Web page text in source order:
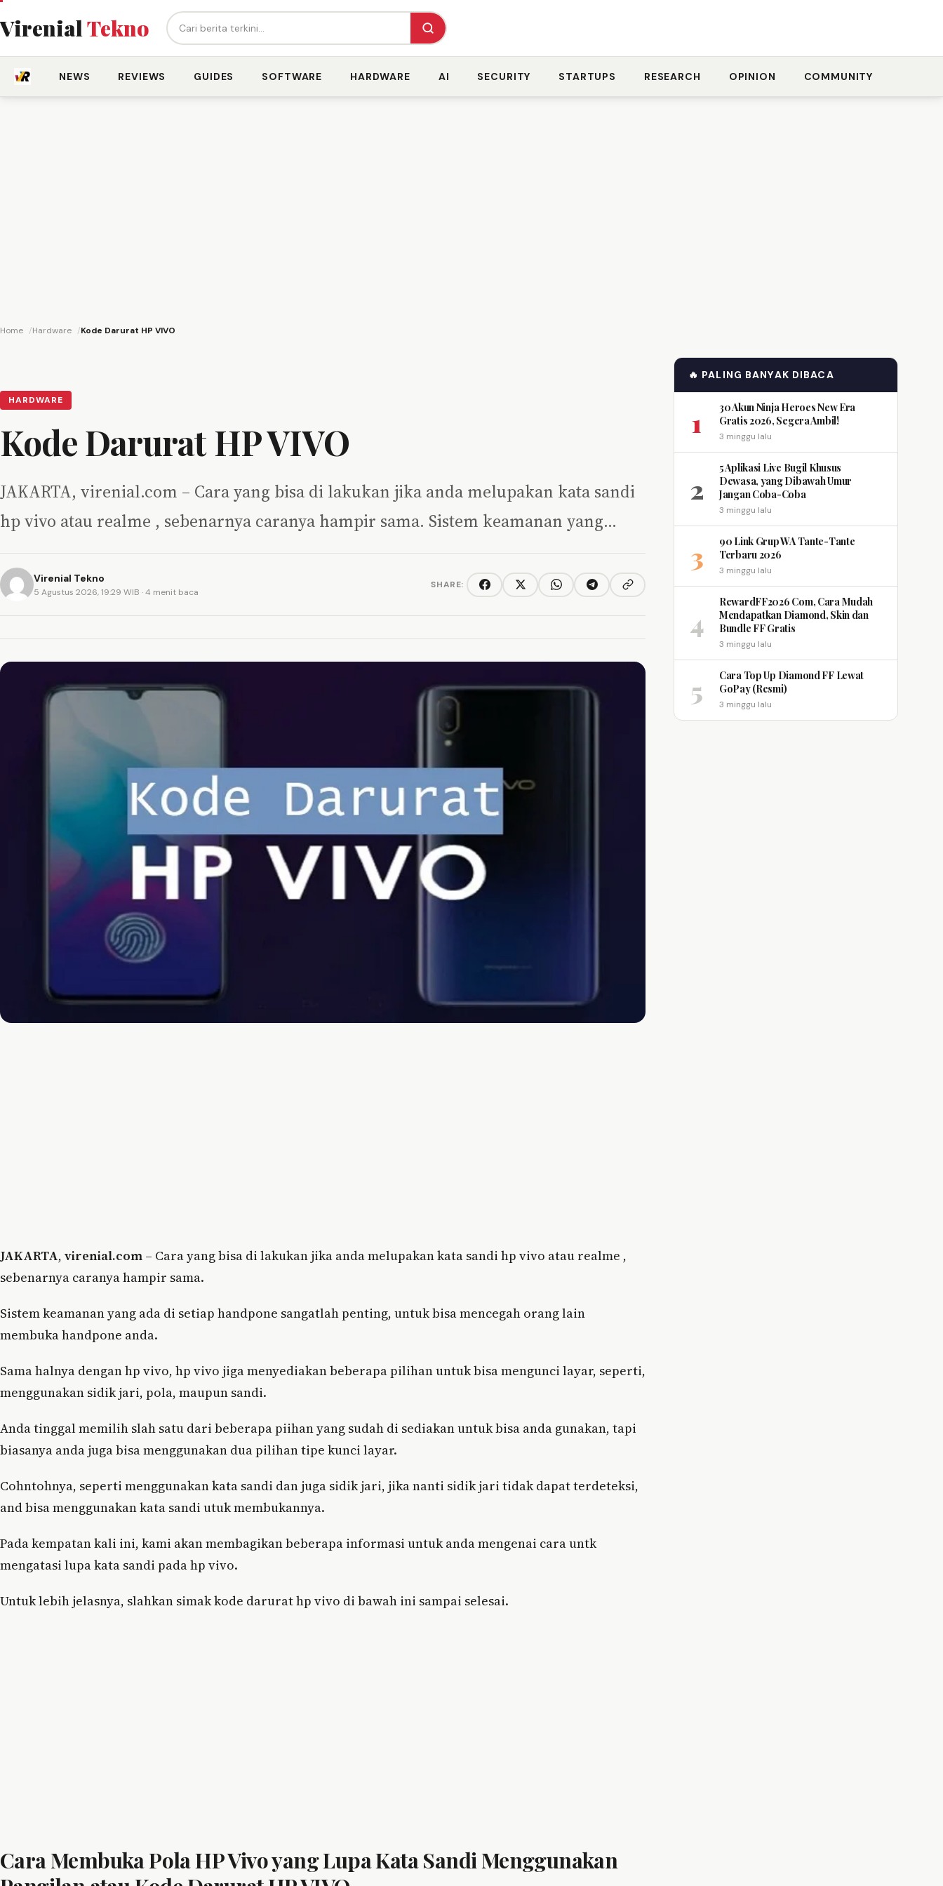
VirenialTekno Cari berita...
NEWS REVIEWS GUIDES SOFTWARE HARDWARE AI SECURITY STARTUPS RESEARCH OPINION COMMUNITY
Home Hardware Kode Darurat HP VIVO
HARDWARE
Kode Darurat HP VIVO
JAKARTA, virenial.com – Cara yang bisa di lakukan jika anda melupakan kata sandi
hp vivo atau realme , sebenarnya caranya hampir sama. Sistem keamanan yang…
Virenial Tekno
5 Agustus 2026, 19:29 WIB · 4 menit baca
SHARE: FacebookTwitter/XWhatsAppTelegramCopy link
JAKARTA, virenial.com – Cara yang bisa di lakukan jika anda melupakan kata sandi hp vivo atau realme ,
sebenarnya caranya hampir sama.
Sistem keamanan yang ada di setiap handpone sangatlah penting, untuk bisa mencegah orang lain
membuka handpone anda.
Sama halnya dengan hp vivo, hp vivo jiga menyediakan beberapa pilihan untuk bisa mengunci layar, seperti,
menggunakan sidik jari, pola, maupun sandi.
Anda tinggal memilih slah satu dari beberapa piihan yang sudah di sediakan untuk bisa anda gunakan, tapi
biasanya anda juga bisa menggunakan dua pilihan tipe kunci layar.
Cohntohnya, seperti menggunakan kata sandi dan juga sidik jari, jika nanti sidik jari tidak dapat terdeteksi,
and bisa menggunakan kata sandi utuk membukannya.
Pada kempatan kali ini, kami akan membagikan beberapa informasi untuk anda mengenai cara untk
mengatasi lupa kata sandi pada hp vivo.
Untuk lebih jelasnya, slahkan simak kode darurat hp vivo di bawah ini sampai selesai.
Cara Membuka Pola HP Vivo yang Lupa Kata Sandi Menggunakan
🔥 PALING BANYAK DIBACA
1
30 Akun Ninja Heroes New Era
Gratis 2026, Segera Ambil!
3 minggu lalu
2
5 Aplikasi Live Bugil Khusus
Dewasa, yang Dibawah Umur
Jangan Coba-Coba
3 minggu lalu
3
90 Link Grup WA Tante-Tante
Terbaru 2026
3 minggu lalu
4
RewardFF2026 Com, Cara Mudah
Mendapatkan Diamond, Skin dan
Bundle FF Gratis
3 minggu lalu
5
Cara Top Up Diamond FF Lewat
GoPay (Resmi)
3 minggu lalu